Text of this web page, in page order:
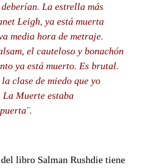
La estrella más
Leigh, ya está muerta
media hora de metraje.
el cauteloso y bonachón
ya está muerto. Es brutal.
clase de miedo que yo
La Muerte estaba
libro Salman Rushdie tiene